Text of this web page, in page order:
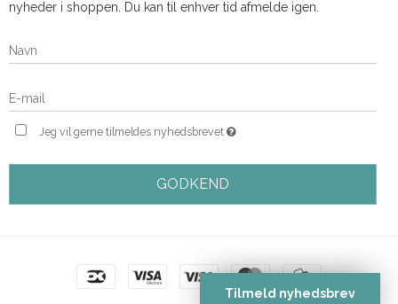
nyheder i shoppen. Du kan til enhver tid afmelde igen.
Jeg vil gerne tilmeldes nyhedsbrevet
GODKEND
Tilmeld nyhedsbrev